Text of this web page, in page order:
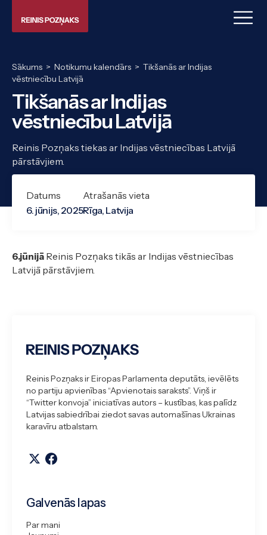
Sākums > Notikumu kalendārs > Tikšanās ar Indijas
vēstniecību Latvijā
Tikšanās ar Indijas
vēstniecību Latvijā
Reinis Pozņaks tiekas ar Indijas vēstniecības Latvijā
pārstāvjiem.
Datums
6. jūnijs, 2025
Atrašanās vieta
Rīga, Latvija
6.jūnijā Reinis Pozņaks tikās ar Indijas vēstniecības
Latvijā pārstāvjiem.
Reinis Pozņaks ir Eiropas Parlamenta deputāts, ievēlēts
no partiju apvienības “Apvienotais saraksts”. Viņš ir
“Twitter konvoja” iniciatīvas autors – kustības, kas palīdz
Latvijas sabiedrībai ziedot savas automašīnas Ukrainas
karavīru atbalstam.
Galvenās lapas
Par mani